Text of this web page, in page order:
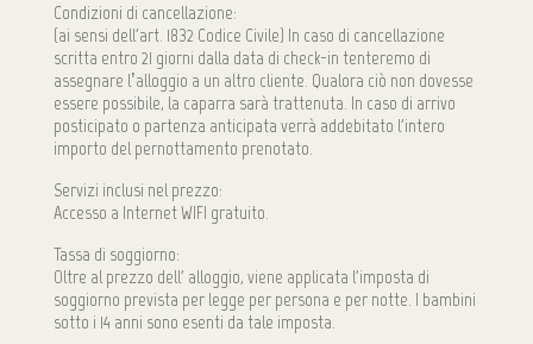
Condizioni di cancellazione:
(ai sensi dell'art. 1832 Codice Civile) In caso di cancellazione
scritta entro 21 giorni dalla data di check-in tenteremo di
assegnare l’alloggio a un altro cliente. Qualora ciò non dovesse
essere possibile, la caparra sarà trattenuta. In caso di arrivo
posticipato o partenza anticipata verrà addebitato l'intero
importo del pernottamento prenotato.
Servizi inclusi nel prezzo:
Accesso a Internet WIFI gratuito.
Tassa di soggiorno:
Oltre al prezzo dell' alloggio, viene applicata l'imposta di
soggiorno prevista per legge per persona e per notte. I bambini
sotto i 14 anni sono esenti da tale imposta.